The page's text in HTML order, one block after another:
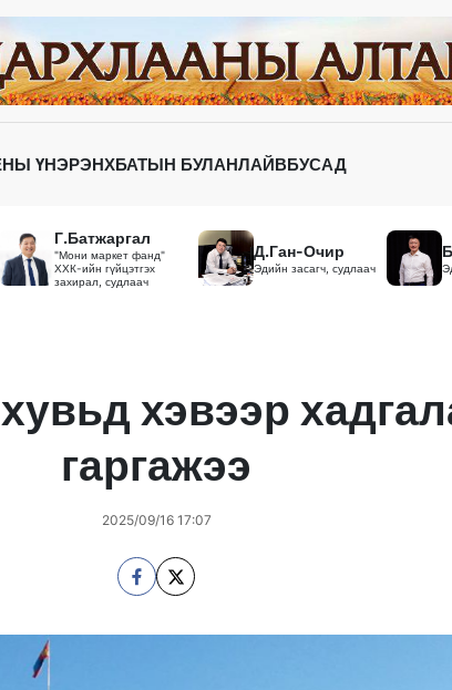
ҮНЭРЭНХБАТЫН БУЛАНЛАЙВБУСАД
Г.Батжаргал
"Мони маркет фанд"
ХХК-ийн гүйцэтгэх
захирал, судлаач
Д.Ган-Очир
Эдийн засагч, судлаач
хэвээр
гаргажээ
2025/09/16 17:07